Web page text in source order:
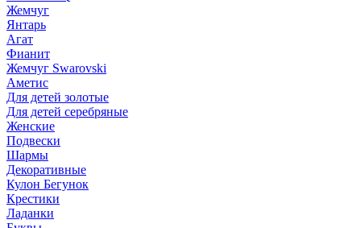
Жемчуг
Янтарь
Агат
Фианит
Жемчуг Swarovski
Аметис
Для детей золотые
Для детей серебряные
Женские
Подвески
Шармы
Декоративные
Кулон Бегунок
Крестики
Ладанки